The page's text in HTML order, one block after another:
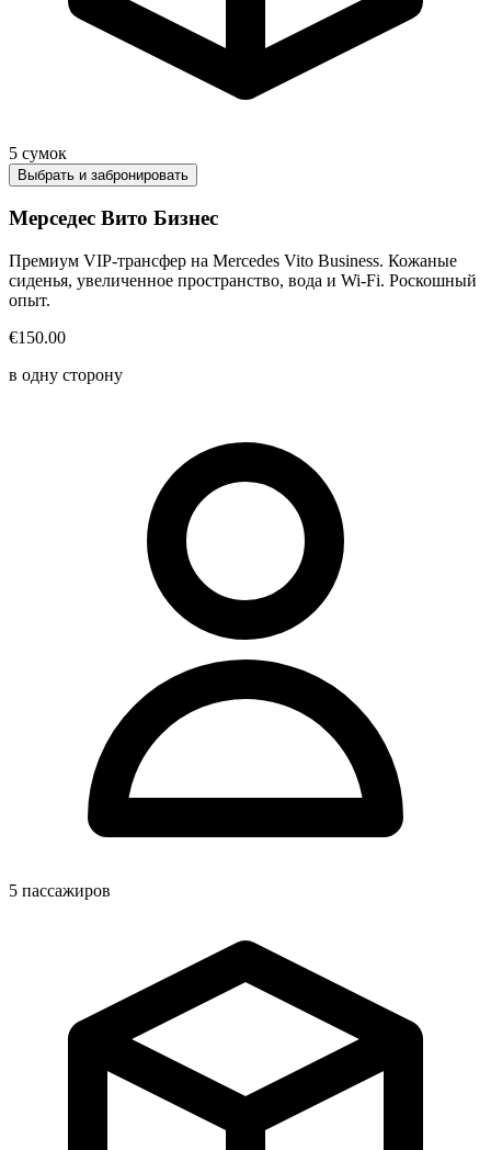
5 сумок
Выбрать и забронировать
Мерседес Вито Бизнес
Премиум VIP-трансфер на Mercedes Vito Business. Кожаные
сиденья, увеличенное пространство, вода и Wi-Fi. Роскошный
опыт.
€150.00
в одну сторону
5 пассажиров